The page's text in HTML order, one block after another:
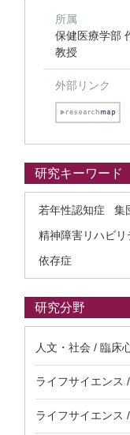
所属
保健医療学部
教授
外部リンク
研究キーワード
若年性認知症 集
精神障害リハビリ
依存症
研究分野
人文・社会 / 臨床
ライフサイエンス
ライフサイエンス